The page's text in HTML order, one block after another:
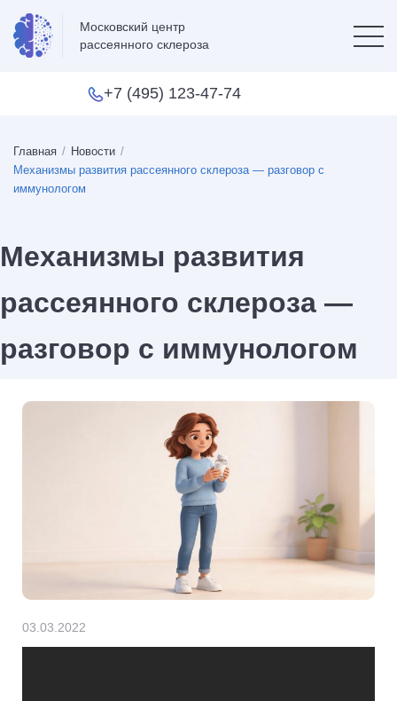
Московский центр
рассеянного склероза
+7 (495) 123-47-74
Главная / Новости /
Механизмы развития рассеянного склероза — разговор с
иммунологом
Механизмы развития
рассеянного склероза —
разговор с иммунологом
03.03.2022